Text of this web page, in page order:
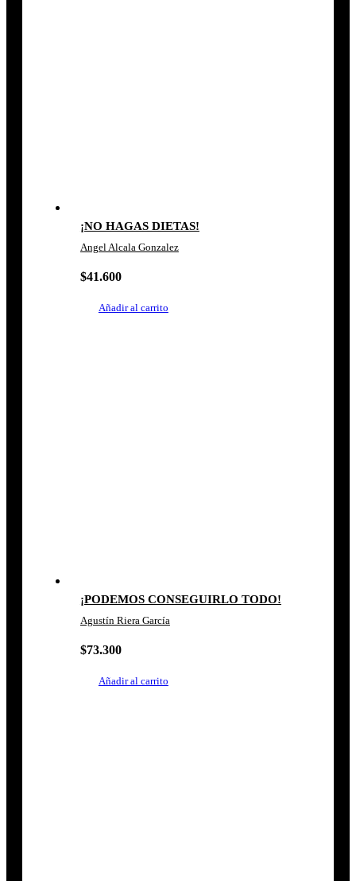
¡NO HAGAS DIETAS!
Angel Alcala Gonzalez
$41.600
Añadir al carrito
¡PODEMOS CONSEGUIRLO TODO!
Agustín Riera García
$73.300
Añadir al carrito